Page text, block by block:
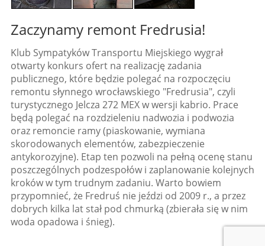
Zaczynamy remont Fredrusia!
Klub Sympatyków Transportu Miejskiego wygrał
otwarty konkurs ofert na realizację zadania
publicznego, które będzie polegać na rozpoczęciu
remontu słynnego wrocławskiego "Fredrusia", czyli
turystycznego Jelcza 272 MEX w wersji kabrio. Prace
będą polegać na rozdzieleniu nadwozia i podwozia
oraz remoncie ramy (piaskowanie, wymiana
skorodowanych elementów, zabezpieczenie
antykorozyjne). Etap ten pozwoli na pełną ocenę stanu
poszczególnych podzespołów i zaplanowanie kolejnych
kroków w tym trudnym zadaniu. Warto bowiem
przypomnieć, że Fredruś nie jeździ od 2009 r., a przez
dobrych kilka lat stał pod chmurką (zbierała się w nim
woda opadowa i śnieg).